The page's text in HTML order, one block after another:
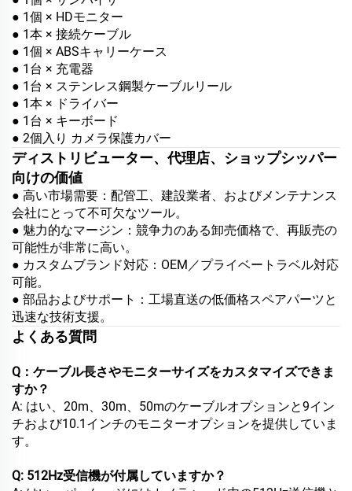
● 1個 × HDモニター
● 1本 × 接続ケーブル
● 1個 × ABSキャリーケース
● 1台 × 充電器
● 1台 × ステンレス鋼製ケーブルリール
● 1本 × ドライバー
● 1台 × キーボード
● 2個入り カメラ保護カバー
ディストリビューター、代理店、ショップシッパー
向けの価値
● 高い市場需要：配管工、建設業者、およびメンテナンス
会社にとって不可欠なツール。
● 魅力的なマージン：競争力のある卸売価格で、再販売の
可能性が非常に高い。
● カスタムブランド対応：OEM／プライベートラベル対応
可能。
● 部品およびサポート：工場直送の低価格スペアパーツと
迅速な技術支援。
よくある質問
Q：ケーブル長さやモニターサイズをカスタマイズできま
すか？
A: はい、20m、30m、50mのケーブルオプションと9イン
チおよび10.1インチのモニターオプションを提供していま
す。
Q: 512Hz受信機が付属していますか？